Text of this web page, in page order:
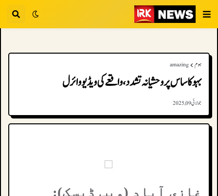
ہوم amazing
بہو کا ساس پر وحشیانہ تشدد، واقعے کی ویڈیو وائرل
جولائی 09, 2025
غازی آباد (ویب ڈیسک):